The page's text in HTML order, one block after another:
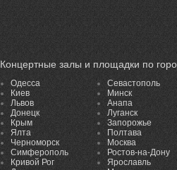
Концертные залы и площадки по
Одесса
Киев
Львов
Донецк
Крым
Ялта
Черноморск
Симферополь
Кривой Рог
Севастополь
Минск
Анапа
Луганск
Запорожье
Полтава
Москва
Ростов-на-Дону
Ярославль